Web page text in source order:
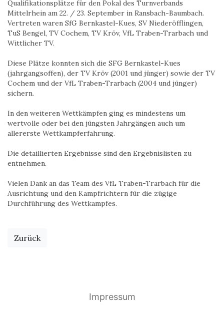
Qualifikationsplätze für den Pokal des Turnverbands
Mittelrhein am 22. / 23. September in Ransbach-Baumbach.
Vertreten waren SfG Bernkastel-Kues, SV Niederöfflingen,
TuS Bengel, TV Cochem, TV Kröv, VfL Traben-Trarbach und
Wittlicher TV.
Diese Plätze konnten sich die SFG Bernkastel-Kues
(jahrgangsoffen), der TV Kröv (2001 und jünger) sowie der TV
Cochem und der VfL Traben-Trarbach (2004 und jünger)
sichern.
In den weiteren Wettkämpfen ging es mindestens um
wertvolle oder bei den jüngsten Jahrgängen auch um
allererste Wettkampferfahrung.
Die detaillierten Ergebnisse sind den Ergebnislisten zu
entnehmen.
Vielen Dank an das Team des VfL Traben-Trarbach für die
Ausrichtung und den Kampfrichtern für die zügige
Durchführung des Wettkampfes.
Zurück
Impressum